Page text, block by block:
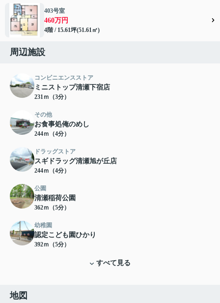
403号室
460万円
4階 / 15.61坪(51.61㎡)
周辺施設
コンビニエンスストア
ミニストップ清瀬下宿店
231ｍ（3分）
その他
お食事処俺のめし
244ｍ（4分）
ドラッグストア
スギドラッグ清瀬旭が丘店
244ｍ（4分）
公園
清瀬稲荷公園
362ｍ（5分）
幼稚園
認定こども園ひかり
392ｍ（5分）
すべて見る
地図